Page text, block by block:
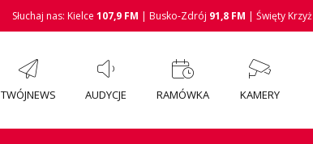
Słuchaj nas: Kielce 107,9 FM | Busko-Zdrój 91,8 FM | Święty Krzyż
TWÓJNEWS AUDYCJE RAMÓWKA KAMERY